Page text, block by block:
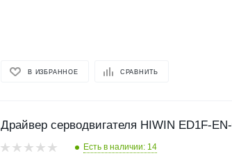
В ИЗБРАННОЕ СРАВНИТЬ
Драйвер серводвигателя HIWIN ED1F-
Есть в наличии: 14